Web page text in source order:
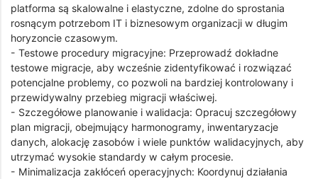
platforma są skalowalne i elastyczne, zdolne do sprostania
rosnącym potrzebom IT i biznesowym organizacji w długim
horyzoncie czasowym.
- Testowe procedury migracyjne: Przeprowadź dokładne
testowe migracje, aby wcześnie zidentyfikować i rozwiązać
potencjalne problemy, co pozwoli na bardziej kontrolowany i
przewidywalny przebieg migracji właściwej.
- Szczegółowe planowanie i walidacja: Opracuj szczegółowy
plan migracji, obejmujący harmonogramy, inwentaryzacje
danych, alokację zasobów i wiele punktów walidacyjnych, aby
utrzymać wysokie standardy w całym procesie.
- Minimalizacja zakłóceń operacyjnych: Koordynuj działania